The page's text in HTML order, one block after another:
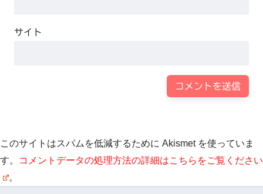
サイト
このサイトはスパムを低減するために Akismet を使っていま
す。
コメントデータの処理方法の詳細はこちらをご覧ください
。